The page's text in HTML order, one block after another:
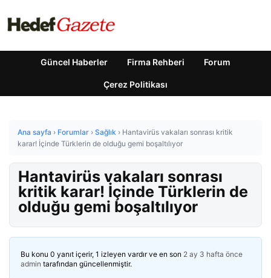
Güncel Haberler Firma Rehberi Forum
Çerez Politikası
Ana sayfa › Forumlar › Sağlık › Hantavirüs vakaları sonrası kritik
karar! İçinde Türklerin de olduğu gemi boşaltılıyor
Hantavirüs vakaları sonrası
kritik karar! İçinde Türklerin de
olduğu gemi boşaltılıyor
Bu konu 0 yanıt içerir, 1 izleyen vardır ve en son 2 ay 3 hafta önce
admin tarafından güncellenmiştir.